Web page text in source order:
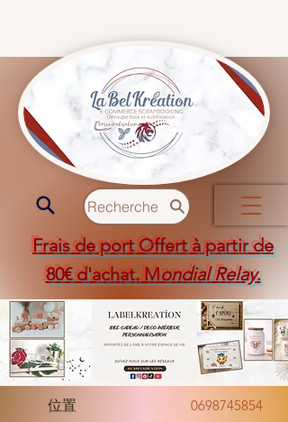
Recherche
Frais de port Offert à partir de
80€ d'achat. Mondial Relay.
位置 0698745854